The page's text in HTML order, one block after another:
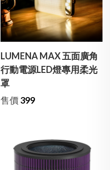
LUMENA MAX 五面廣角
行動電源LED燈專用柔光
罩
售價 399